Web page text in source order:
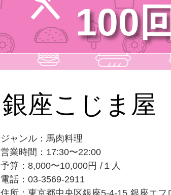
100
銀座こじま屋
ジャンル：馬肉料理
営業時間：17:30〜22:00
予算：8,000〜10,000円 /１人
電話：03-3569-2911
住所：東京都中央区銀座5-4-15 銀座エ